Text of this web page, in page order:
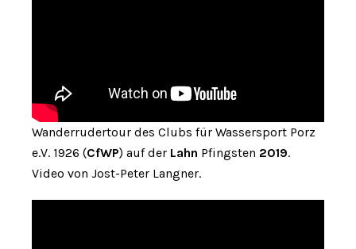
Wanderrudertour des Clubs für Wassersport Porz
e.V. 1926 (CfWP) auf der Lahn Pfingsten 2019.
Video von Jost-Peter Langner.